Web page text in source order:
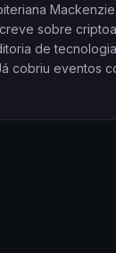
sobre
de
cobriu eventos